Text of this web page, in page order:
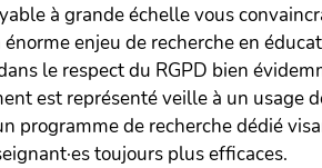
à grande échelle vous
enjeu de recherche en
le respect du RGPD bien
est représenté veille à un usage
programme de recherche dédié
toujours plus efficaces.